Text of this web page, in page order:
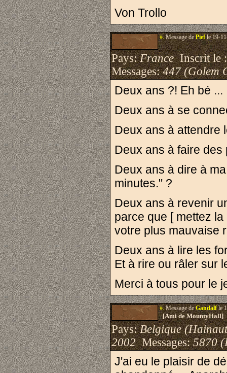
Von Trollo
#.Message dePiefle 19-
Pays:FranceInscrit le
Messages:447 (Golem
Deux ans ?! Eh bé ...
Deux ans à se
Deux ans à attendre
Deux ans à faire
Deux ans à dire à
minutes." ?
Deux ans à revenir
parce que [ mettez
votre plus mauvaise
Deux ans à lire les
Et à rire ou râler sur
Merci à tous pour le
#.Message deGandalfle
[Ami de MountyHall]
Pays:Belgique
2002Messages:5870
J'ai eu le plaisir de